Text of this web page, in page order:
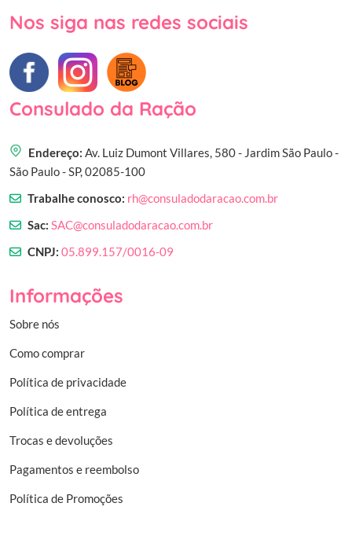
Nos siga nas redes sociais
Consulado da Ração
Endereço: Av. Luiz Dumont Villares, 580 - Jardim São Paulo -
São Paulo - SP, 02085-100
Trabalhe conosco: rh@consuladodaracao.com.br
Sac: SAC@consuladodaracao.com.br
CNPJ: 05.899.157/0016-09
Informações
Sobre nós
Como comprar
Política de privacidade
Política de entrega
Trocas e devoluções
Pagamentos e reembolso
Política de Promoções